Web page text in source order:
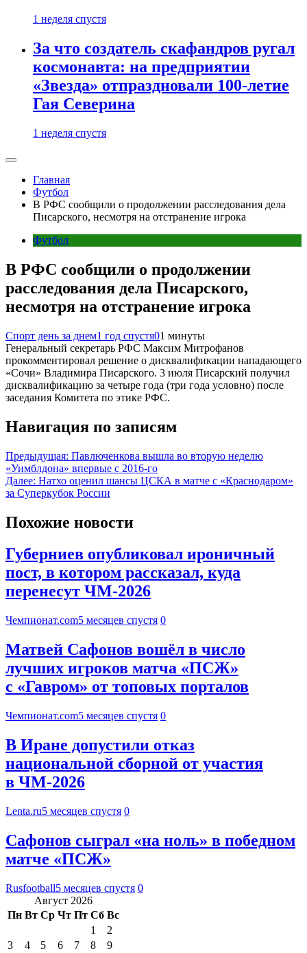
1 неделя спустя
За что создатель скафандров ругал
космонавта: на предприятии
«Звезда» отпраздновали 100-летие
Гая Северина
1 неделя спустя
Главная
Футбол
В РФС сообщили о продолжении расследования дела
Писарского, несмотря на отстранение игрока
Футбол
В РФС сообщили о продолжении
расследования дела Писарского,
несмотря на отстранение игрока
Спорт день за днем1 год спустя01 минуты
Генеральный секретарь РФС Максим Митрофанов
прокомментировал решение о дисквалификации нападающего
«Сочи» Владимира Писарского. 3 июля Писарский получил
дисквалификацию за четыре года (три года условно) после
заседания Комитета по этике РФС.
Навигация по записям
Предыдущая: Павлюченкова вышла во вторую неделю
«Уимблдона» впервые с 2016-го
Далее: Натхо оценил шансы ЦСКА в матче с «Краснодаром»
за Суперкубок России
Похожие новости
Губерниев опубликовал ироничный
пост, в котором рассказал, куда
перенесут ЧМ-2026
Чемпионат.com5 месяцев спустя 0
Матвей Сафонов вошёл в число
лучших игроков матча «ПСЖ»
с «Гавром» от топовых порталов
Чемпионат.com5 месяцев спустя 0
В Иране допустили отказ
национальной сборной от участия
в ЧМ-2026
Lenta.ru5 месяцев спустя 0
Сафонов сыграл «на ноль» в победном
матче «ПСЖ»
Rusfootball5 месяцев спустя 0
Август 2026
Пн Вт Ср Чт Пт Сб Вс
1
2
3
4 5 6 7 8
9